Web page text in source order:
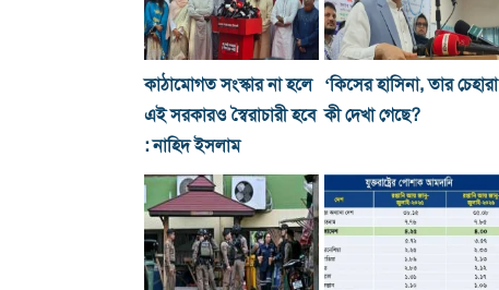
কাঠামোগত সংস্কার না হলে
এই সরকারও স্বৈরাচারী হবে
: নাহিদ ইসলাম
‘কিসের হাসিনা, তার চেহারা
কী দেখা গেছে?